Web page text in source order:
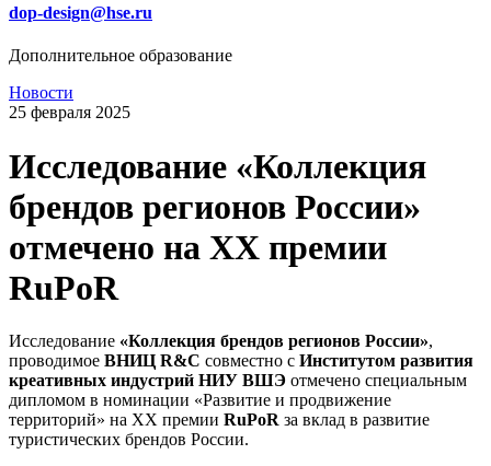
dop-design@hse.ru
Дополнительное образование
Новости
25 февраля 2025
Исследование «Коллекция
брендов регионов России»
отмечено на XX премии
RuPoR
Исследование «Коллекция брендов регионов России»,
проводимое ВНИЦ R&C совместно с Институтом развития
креативных индустрий НИУ ВШЭ отмечено специальным
дипломом в номинации «Развитие и продвижение
территорий» на XX премии RuPoR за вклад в развитие
туристических брендов России.